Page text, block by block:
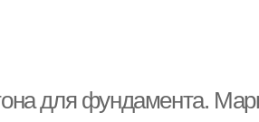
для фундамента.